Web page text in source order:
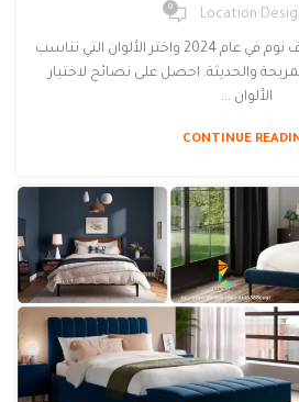
Location
0
اكتشف أفضل الألوان لـ غرف نوم في عام 2024 واختر الألوان التي تناسب
والحديثة. احصل على نصائح لاختيار
الألوان ...
CONTINUE